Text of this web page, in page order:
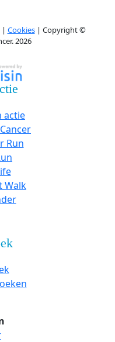
| Cookies| Copyright ©
2026
actie
Run
Walk